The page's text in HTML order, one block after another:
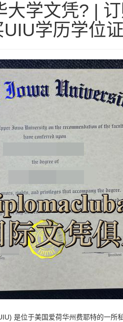
大学文凭? |
学历学位
是位于美国爱荷华州费耶特的一所私